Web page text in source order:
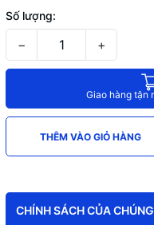
Góc quay quét
Âm thanh
Chống ngược sáng
Tính năng AI
Tính năng thông minh
Số lượng:
− +
Giao hàng tận
THÊM VÀO GIỎ HÀNG
CHÍNH SÁCH CỦA